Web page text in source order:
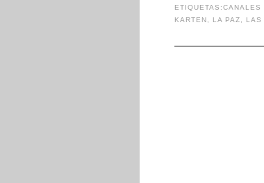
ETIQUETAS:CANALES
KARTEN
LA PAZ LAS